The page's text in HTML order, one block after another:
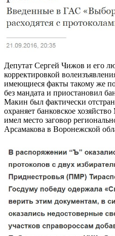
Депутат Сергей Чижов и его
корректировкой
имеющиеся факты такому же
без мандата и приостановил
Макин был фактически
охраняет банковское
имел место заговор
Арсамакова в Воронежской